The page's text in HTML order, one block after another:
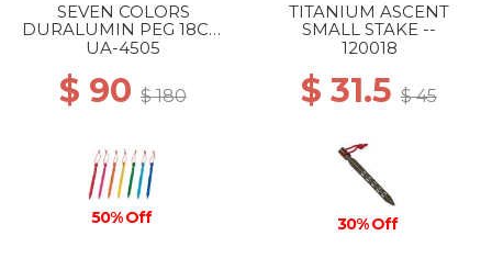
SEVEN COLORS
DURALUMIN PEG 18CM
--
UA-4505
$ 90 $ 180
50% Off
TITANIUM ASCENT
SMALL STAKE --
120018
$ 31.5 $ 45
30% Off